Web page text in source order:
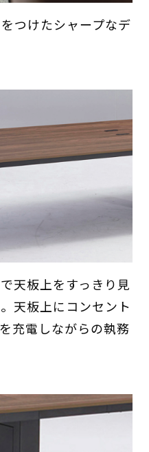
つけたシャープなデ
天板上をすっきり見
天板上にコンセント
充電しながらの執務